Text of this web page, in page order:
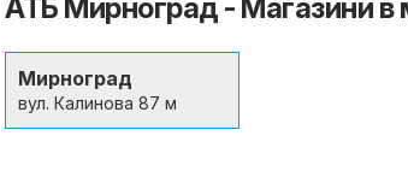
АТБ Мирноград - Магазини в
Мирноград
вул. Калинова 87 м